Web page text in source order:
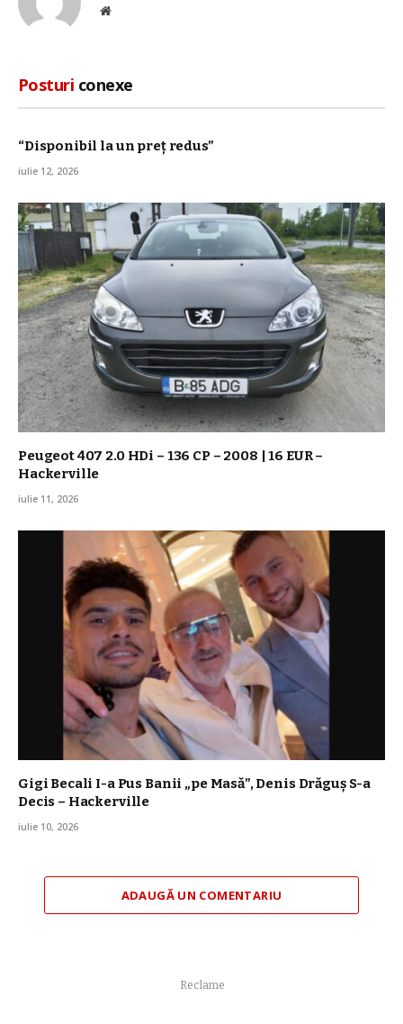
Site
Posturi conexe
“Disponibil la un preț redus”
iulie 12, 2026
Peugeot 407 2.0 HDi – 136 CP – 2008 | 16 EUR –
Hackerville
iulie 11, 2026
Gigi Becali I-a Pus Banii „pe Masă”, Denis Drăguș S-a
Decis – Hackerville
iulie 10, 2026
ADAUGĂ UN COMENTARIU
Reclame